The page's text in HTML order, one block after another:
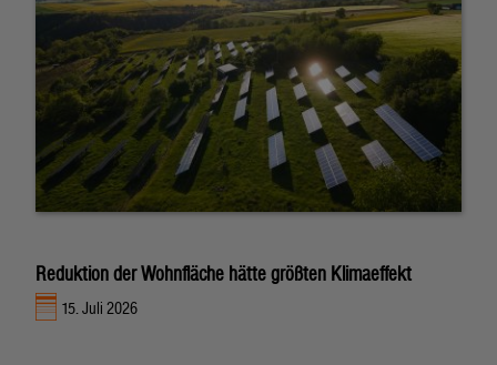
Reduktion der Wohnfläche hätte größten Klimaeffekt
15. Juli 2026